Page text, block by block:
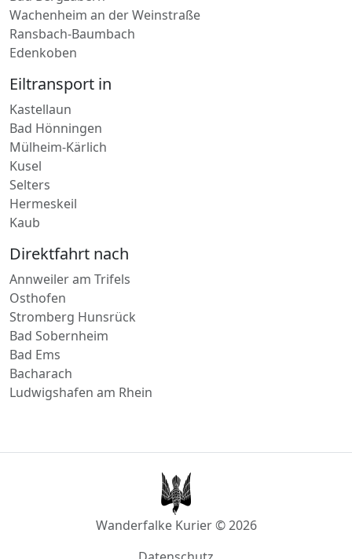
Eiltransport in
Kastellaun
Mülheim-Kärlich
Kusel
Selters
Hermeskeil
Kaub
Direktfahrt nach
Annweiler am Trifels
Stromberg Hunsrück
Bad Sobernheim
Bad Ems
Bacharach
Ludwigshafen am Rhein
Wanderfalke Kurier © 2026
Datenschutz
Impressum